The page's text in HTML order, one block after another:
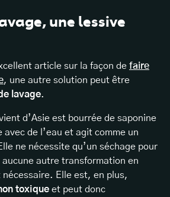
une lessive
article sur la façon de faire
, une autre solution peut être
lavage.
d’Asie est bourrée de saponine
avec de l’eau et agit comme un
ne nécessite qu’un séchage pour
autre transformation en
nécessaire. Elle est, en plus,
toxique et peut donc